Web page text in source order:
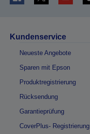
Kundenservice
Neueste Angebote
Sparen mit Epson
Produktregistrierung
Rücksendung
Garantieprüfung
CoverPlus- Registrierung